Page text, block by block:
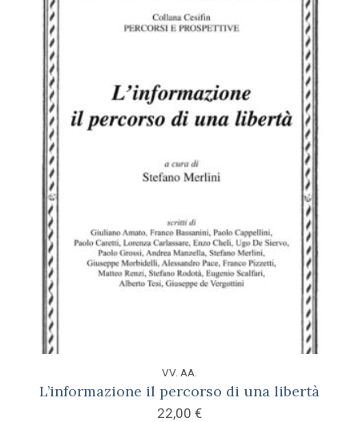
VV. AA.
L’informazione il percorso di una libertà
22,00 €